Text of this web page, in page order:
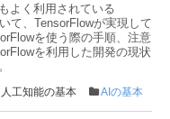
よく利用されている
て、TensorFlowが実現して
を使う際の手順、注意
を利用した開発の現状
人工知能の基本 AIの基本